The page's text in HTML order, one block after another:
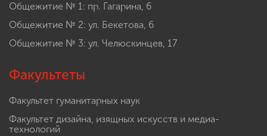
Общежитие № 1: пр. Гагарина, 6
Общежитие № 2: ул. Бекетова, 6
Общежитие № 3: ул. Челюскинцев, 17
Факультеты
Факультет гуманитарных наук
Факультет дизайна, изящных искусств и медиа-
технологий